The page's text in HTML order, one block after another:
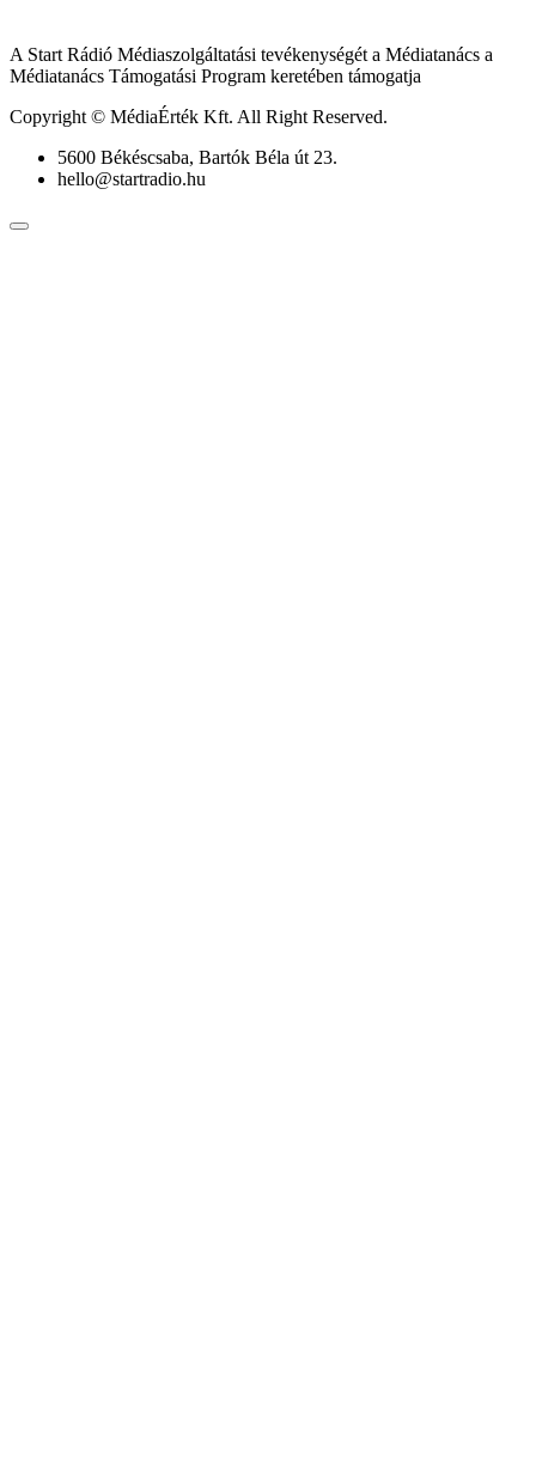
A Start Rádió Médiaszolgáltatási tevékenységét a Médiatanács a
Médiatanács Támogatási Program keretében támogatja
Copyright © MédiaÉrték Kft. All Right Reserved.
5600 Békéscsaba, Bartók Béla út 23.
hello@startradio.hu